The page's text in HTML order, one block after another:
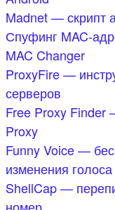
Madnet — скрипт
Спуфинг MAC-
MAC Changer
ProxyFire —
серверов
Free Proxy Finder
Proxy
Funny Voice —
изменения голоса
ShellCap —
номер